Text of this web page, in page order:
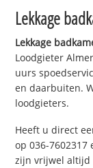
Lekkage
Lekkage
Loodgieter
uurs
en daarbuiten.
loodgieters.
Heeft u direct
op 036-
zijn vrijwel altijd